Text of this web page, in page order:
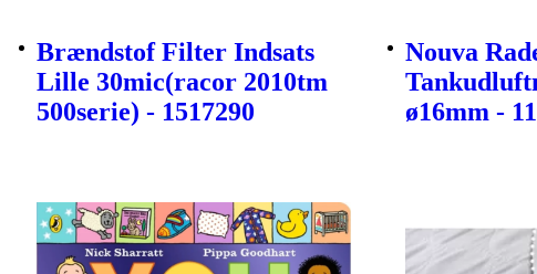
Brændstof Filter Indsats
Lille 30mic(racor 2010tm
500serie) - 1517290
Nouva
ø16mm -